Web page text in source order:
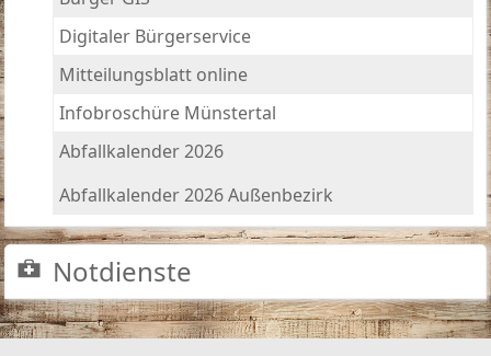
Digitaler Bürgerservice
Mitteilungsblatt online
Infobroschüre Münstertal
Abfallkalender 2026
Abfallkalender 2026 Außenbezirk
Notdienste